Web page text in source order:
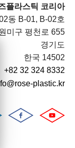
플라스틱 코리아
동 B-01, B-02호
미구 평천로 655
경기도
한국 14502
+82 32 324 8332
plastic.kr